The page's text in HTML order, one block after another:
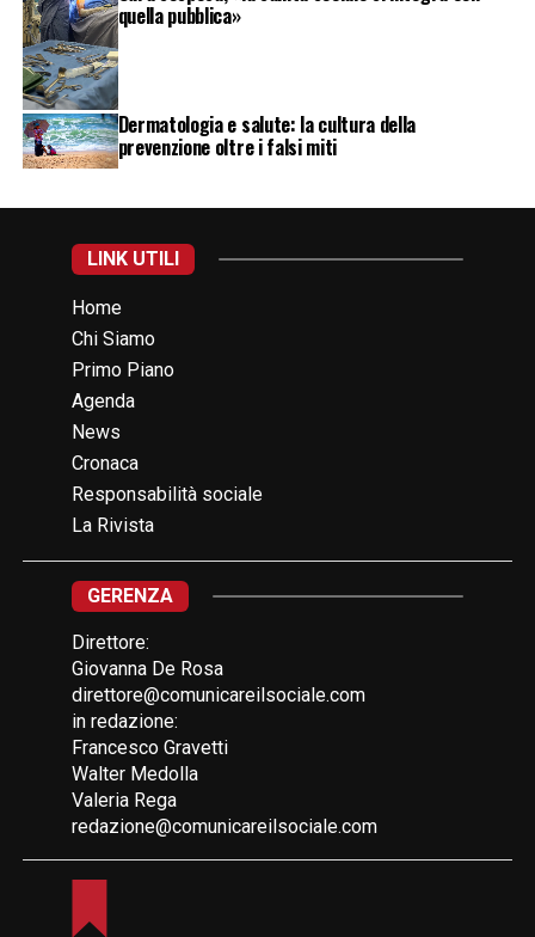
quella pubblica»
Dermatologia e salute: la cultura della
prevenzione oltre i falsi miti
LINK UTILI
Home
Chi Siamo
Primo Piano
Agenda
News
Cronaca
Responsabilità sociale
La Rivista
GERENZA
Direttore:
Giovanna De Rosa
direttore@comunicareilsociale.com
in redazione:
Francesco Gravetti
Walter Medolla
Valeria Rega
redazione@comunicareilsociale.com